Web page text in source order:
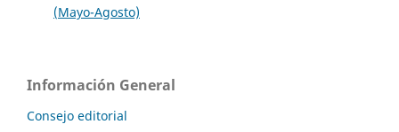
(Mayo-Agosto)
Información General
Consejo editorial